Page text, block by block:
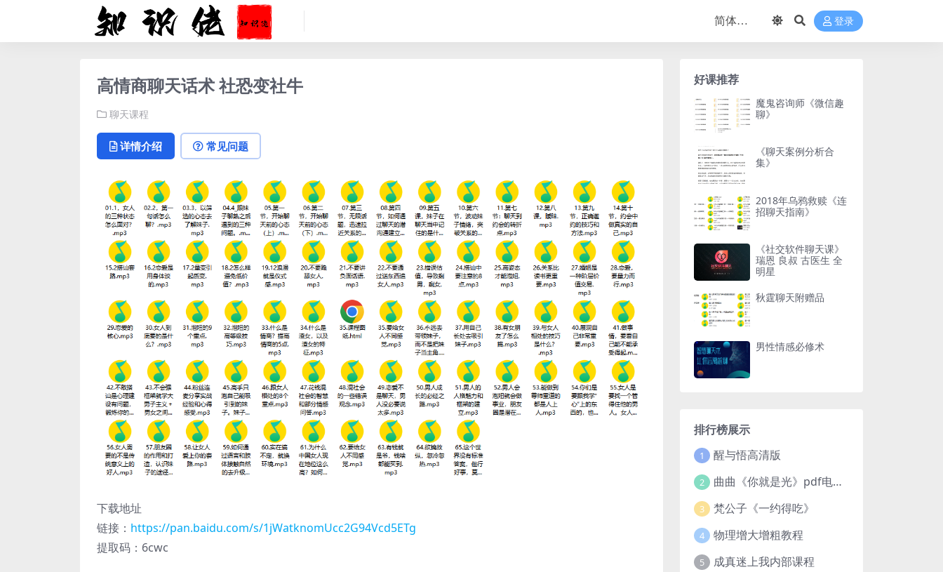
登录
高情商聊天话术 社恐变社牛
聊天课程
详情介绍 常见问题
下载地址
链接： https://pan.baidu.com/s/1jWatknomUcc2G94Vcd5ETg
提取码：6cwc
好课推荐
魔鬼咨询师《微信趣
聊》
《聊天案例分析合
集》
2018年乌鸦救赎《连
招聊天指南》
《社交软件聊天课》
瑞恩 良叔 古医生 全
明星
秋霆聊天附赠品
男性情感必修术
排行榜展示
1 醒与悟高清版
2 曲曲《你就是光》pdf电子版
3 梵公子《一约得吃》
4 物理增大增粗教程
5 成真迷上我内部课程